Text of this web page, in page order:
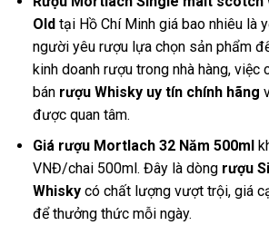
Old tại Hồ Chí Minh giá bao nhiêu là
người yêu rượu lựa chọn sản phẩm
kinh doanh rượu trong nhà hàng, việc
bán rượu Whisky uy tín chính hãng
được quan tâm.
Giá rượu Mortlach 32 Năm 500ml
VNĐ/chai 500ml. Đây là dòng rượu
Whiskycó chất lượng vượt trội, giá
để thưởng thức mỗi ngày.